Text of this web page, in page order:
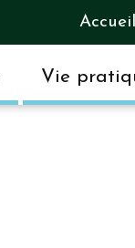
Accueil
Vie